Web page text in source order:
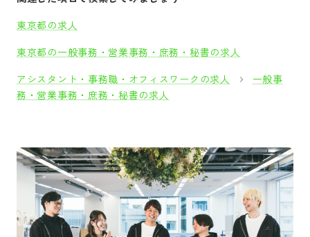
東京都の求人
東京都の一般事務・営業事務・庶務・秘書の求人
アシスタント・事務職・オフィスワークの求人
一般事
務・営業事務・庶務・秘書の求人